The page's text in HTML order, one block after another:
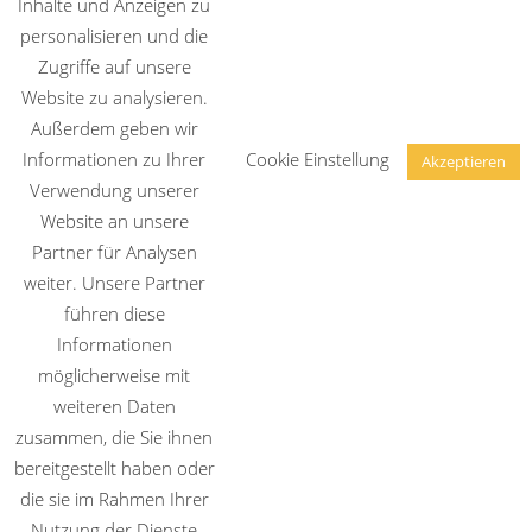
Naturheilverfahren, Erfahrungsheilkunde und
Ganzheitlicher Medizin.
Copyright © 2026
klassische Naturheilverfahren in Freystadt (Neumarkt i. d.
Inhalte und Anzeigen zu
personalisieren und die
Zugriffe auf unsere
Website zu analysieren.
Außerdem geben wir
Informationen zu Ihrer
Verwendung unserer
Website an unsere
Partner für Analysen
weiter. Unsere Partner
führen diese
Informationen
möglicherweise mit
weiteren Daten
zusammen, die Sie ihnen
bereitgestellt haben oder
die sie im Rahmen Ihrer
Cookie Einstellung Akzeptieren